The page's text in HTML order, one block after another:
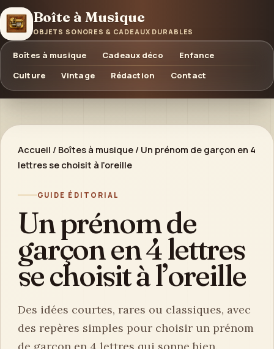
Boîte à Musique
OBJETS SONORES & CADEAUX DURABLES
Boîtes à musique Cadeaux déco
Enfance
Culture
Vintage Rédaction Contact
Accueil / Boîtes à musique / Un prénom de garçon en 4
lettres se choisit à l’oreille
GUIDE ÉDITORIAL
Un prénom de
garçon en 4 lettres
se choisit à l’oreille
Des idées courtes, rares ou classiques, avec
des repères simples pour choisir un prénom